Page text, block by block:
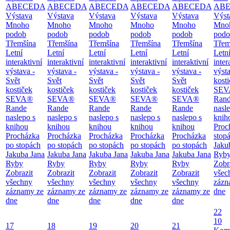
ABECEDA
Výstava
Mnoho
podob
Třemšína
Letní
interaktivní
výstava -
Svět
kostiček
SEVA®
Rande
naslepo s
knihou
Procházka
po stopách
Jakuba Jana
Ryby
Zobrazit
všechny
záznamy ze
dne
ABECEDA
Výstava
Mnoho
podob
Třemšína
Letní
interaktivní
výstava -
Svět
kostiček
SEVA®
Rande
naslepo s
knihou
Procházka
po stopách
Jakuba Jana
Ryby
Zobrazit
všechny
záznamy ze
dne
ABECEDA
Výstava
Mnoho
podob
Třemšína
Letní
interaktivní
výstava -
Svět
kostiček
SEVA®
Rande
naslepo s
knihou
Procházka
po stopách
Jakuba Jana
Ryby
Zobrazit
všechny
záznamy ze
dne
ABECEDA
Výstava
Mnoho
podob
Třemšína
Letní
interaktivní
výstava -
Svět
kostiček
SEVA®
Rande
naslepo s
knihou
Procházka
po stopách
Jakuba Jana
Ryby
Zobrazit
všechny
záznamy ze
dne
ABECEDA
Výstava
Mnoho
podob
Třemšína
Letní
interaktivní
výstava -
Svět
kostiček
SEVA®
Rande
naslepo s
knihou
Procházka
po stopách
Jakuba Jana
Ryby
Zobrazit
všechny
záznamy ze
dne
Letní
dne
17 18 19 20 21
22
10